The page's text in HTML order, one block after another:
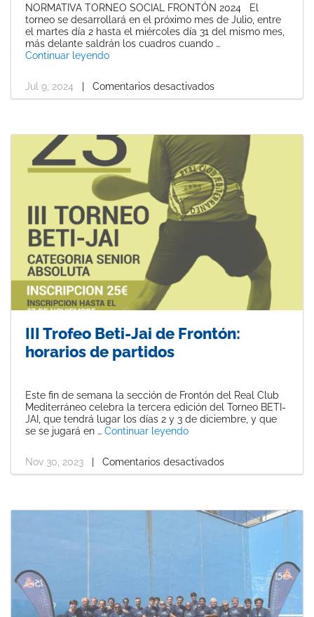
NORMATIVA TORNEO SOCIAL FRONTÓN 2024 El
torneo se desarrollará en el próximo mes de Julio, entre
el martes día 2 hasta el miércoles día 31 del mismo mes,
más delante saldrán los cuadros cuando …
Continuar leyendo«Normativa y horarios Torneo Social de
Jul 9, 2024 Comentarios desactivados
III Trofeo Beti-Jai de Frontón:
horarios de partidos
Este fin de semana la sección de Frontón del Real Club
Mediterráneo celebra la tercera edición del Torneo BETI-
JAI, que tendrá lugar los días 2 y 3 de diciembre, y que
se se jugará en … Continuar leyendo«III Trofeo Beti-Jai de
Nov 30, 2023 | Comentarios desactivados